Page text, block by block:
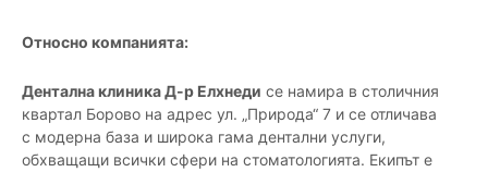
Относно компанията:
Дентална клиника Д-р Елхнеди се намира в столичния
квартал Борово на адрес ул. „Природа“ 7 и се отличава
с модерна база и широка гама дентални услуги,
обхващащи всички сфери на стоматологията. Екипът е